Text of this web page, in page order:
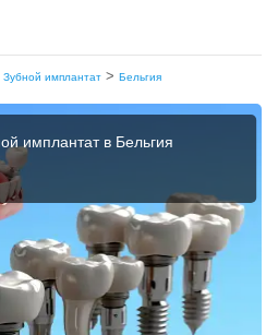
Зубной имплантат > Бельгия
имплантат в Бельгия